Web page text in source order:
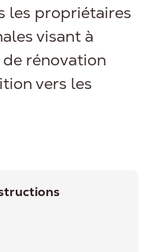
les propriétaires
visant à
rénovation
vers les